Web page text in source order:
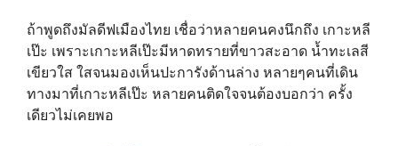
ถ้าพูดถึงมัลดีฟเมืองไทย เชื่อว่าหลายคนคงนึกถึง เกาะหลี
เป๊ะ เพราะเกาะหลีเป๊ะมีหาดทรายที่ขาวสะอาด น้ำทะเลสี
เขียวใส ใสจนมองเห็นปะการังด้านล่าง หลายๆคนที่เดิน
ทางมาที่เกาะหลีเป๊ะ หลายคนติดใจจนต้องบอกว่า ครั้ง
เดียวไม่เคยพอ